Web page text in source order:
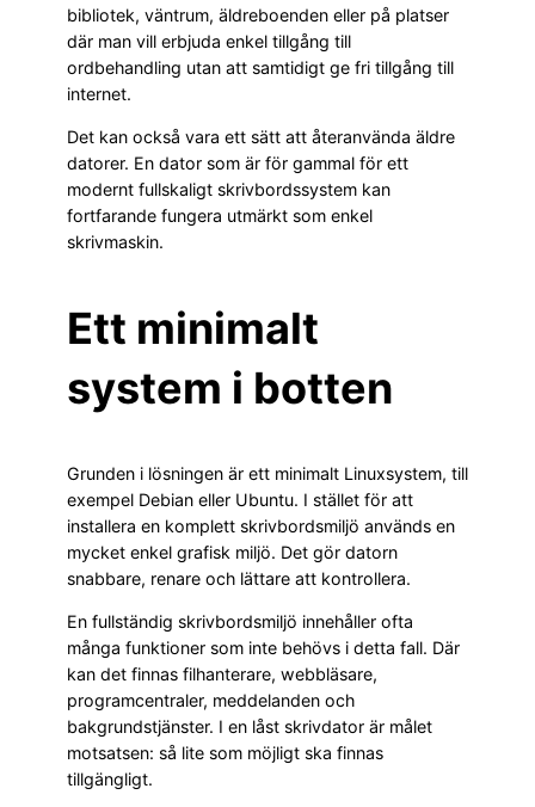
bibliotek, väntrum, äldreboenden eller på platser
där man vill erbjuda enkel tillgång till
ordbehandling utan att samtidigt ge fri tillgång till
internet.
Det kan också vara ett sätt att återanvända äldre
datorer. En dator som är för gammal för ett
modernt fullskaligt skrivbordssystem kan
fortfarande fungera utmärkt som enkel
skrivmaskin.
Ett minimalt
system i botten
Grunden i lösningen är ett minimalt Linuxsystem, till
exempel Debian eller Ubuntu. I stället för att
installera en komplett skrivbordsmiljö används en
mycket enkel grafisk miljö. Det gör datorn
snabbare, renare och lättare att kontrollera.
En fullständig skrivbordsmiljö innehåller ofta
många funktioner som inte behövs i detta fall. Där
kan det finnas filhanterare, webbläsare,
programcentraler, meddelanden och
bakgrundstjänster. I en låst skrivdator är målet
motsatsen: så lite som möjligt ska finnas
tillgängligt.